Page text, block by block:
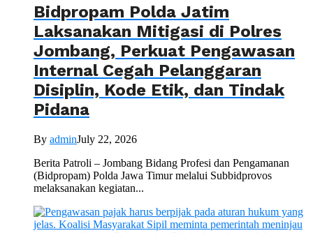
Bidpropam Polda Jatim
Laksanakan Mitigasi di Polres
Jombang, Perkuat Pengawasan
Internal Cegah Pelanggaran
Disiplin, Kode Etik, dan Tindak
Pidana
By adminJuly 22, 2026
Berita Patroli – Jombang Bidang Profesi dan Pengamanan
(Bidpropam) Polda Jawa Timur melalui Subbidprovos
melaksanakan kegiatan...